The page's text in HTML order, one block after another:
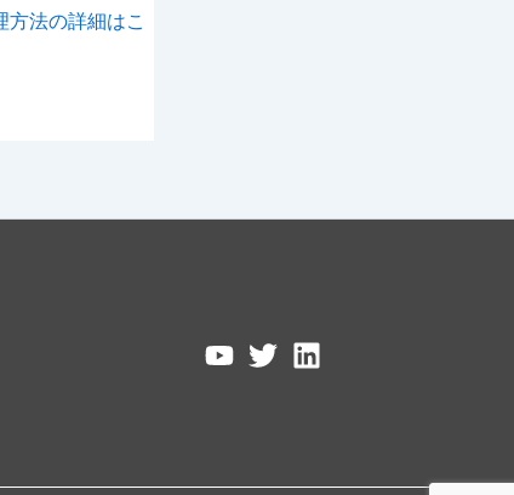
方法の詳細はこ